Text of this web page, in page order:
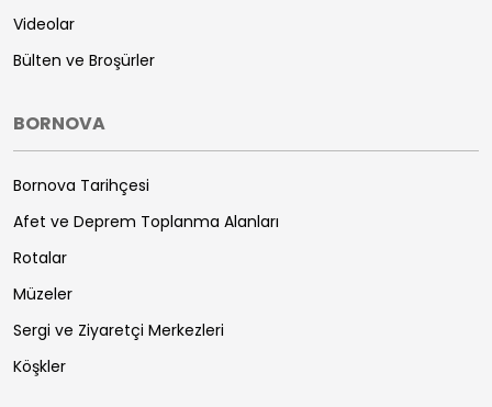
Videolar
Bülten ve Broşürler
BORNOVA
Bornova Tarihçesi
Afet ve Deprem Toplanma Alanları
Rotalar
Müzeler
Sergi ve Ziyaretçi Merkezleri
Köşkler